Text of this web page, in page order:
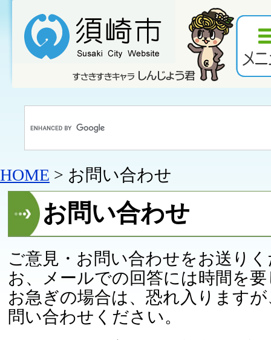
HOME > お問い合わせ
お問い合わせ
ご意見・お問い合わせをお送り
お、メールでの回答には時間を
お急ぎの場合は、恐れ入ります
問い合わせください。